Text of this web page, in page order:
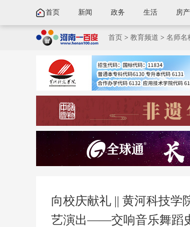
首页 新闻 政务 生活 房产
首页 > 教育频道 > 名师名
向校庆献礼 || 黄河科技学
艺演出——交响音乐舞蹈